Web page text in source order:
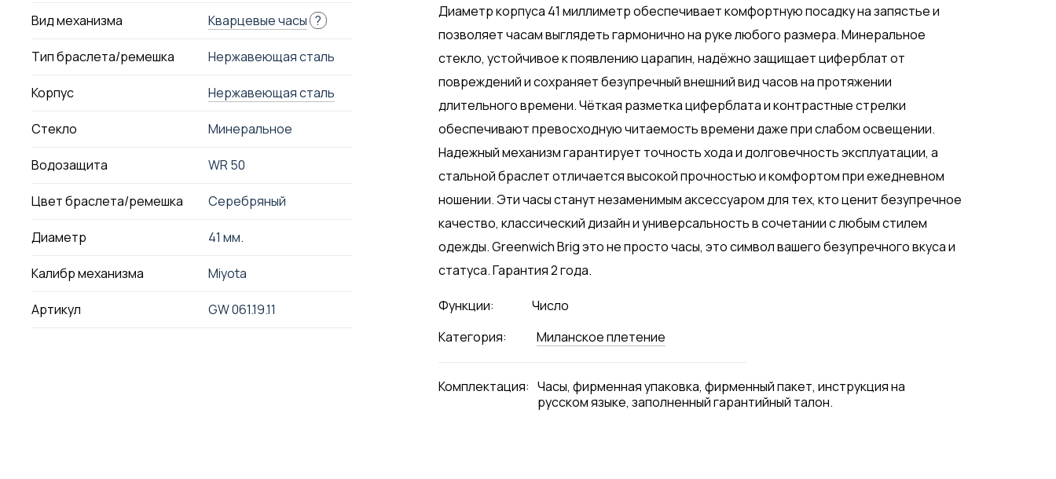
Вид механизма Кварцевые часы ?
Тип браслета/ремешка Нержавеющая сталь
Корпус Нержавеющая сталь
Стекло Минеральное
Водозащита WR 50
Цвет браслета/ремешка Серебряный
Диаметр 41 мм.
Калибр механизма Miyota
Артикул GW 061.19.11
Диаметр корпуса 41 миллиметр обеспечивает комфортную посадку на запястье и
позволяет часам выглядеть гармонично на руке любого размера. Минеральное
стекло, устойчивое к появлению царапин, надёжно защищает циферблат от
повреждений и сохраняет безупречный внешний вид часов на протяжении
длительного времени. Чёткая разметка циферблата и контрастные стрелки
обеспечивают превосходную читаемость времени даже при слабом освещении.
Надежный механизм гарантирует точность хода и долговечность эксплуатации, а
стальной браслет отличается высокой прочностью и комфортом при ежедневном
ношении. Эти часы станут незаменимым аксессуаром для тех, кто ценит безупречное
качество, классический дизайн и универсальность в сочетании с любым стилем
одежды. Greenwich Brig это не просто часы, это символ вашего безупречного вкуса и
статуса. Гарантия 2 года.
Функции:
Число
Категория:
Миланское плетение
Комплектация: Часы, фирменная упаковка, фирменный пакет, инструкция на
русском языке, заполненный гарантийный талон.